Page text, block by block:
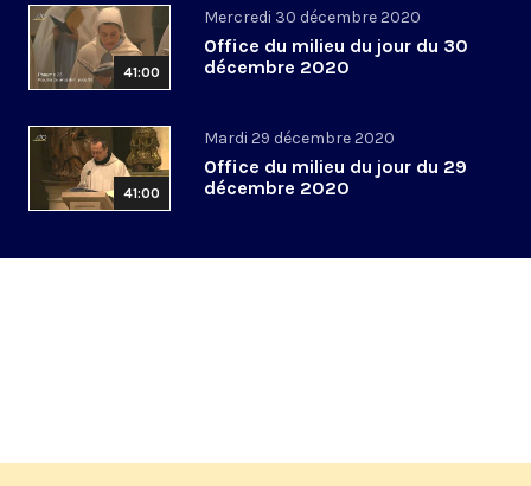
41:00
Mercredi 30 décembre 2020
Office du milieu du jour du 30
décembre 2020
41:00
Mardi 29 décembre 2020
Office du milieu du jour du 29
décembre 2020